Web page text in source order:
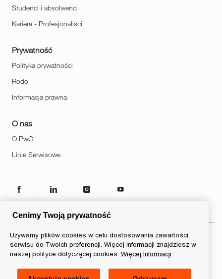
Studenci i absolwenci
Kariera - Profesjonaliści
Prywatność
Polityka prywatności
Rodo
Informacja prawna
O nas
O PwC
Linie Serwisowe
follow
© 2026 PwC. Wszelkie prawa
Cenimy Twoją prywatność
Używamy plików cookies w celu dostosowania zawartości
serwisu do Twoich preferencji. Więcej informacji znajdziesz w
naszej polityce dotyczącej cookies. Więcej Informacji